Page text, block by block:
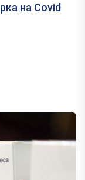
на Covid